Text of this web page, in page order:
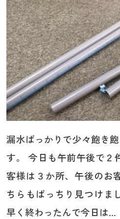
漏水ばっかりで少々飽き
す。 今日も午前午後で２
客様は３か所、午後のお
ちらもばっちり見つけま
早く終わったんで今日は...